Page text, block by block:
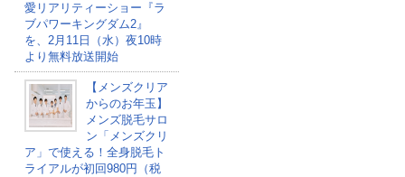
愛リアリティーショー『ラ
ブパワーキングダム2』
を、2月11日（水）夜10時
より無料放送開始
【メンズクリア
からのお年玉】
メンズ脱毛サロ
ン「メンズクリ
ア」で使える！全身脱毛ト
ライアルが初回980円（税